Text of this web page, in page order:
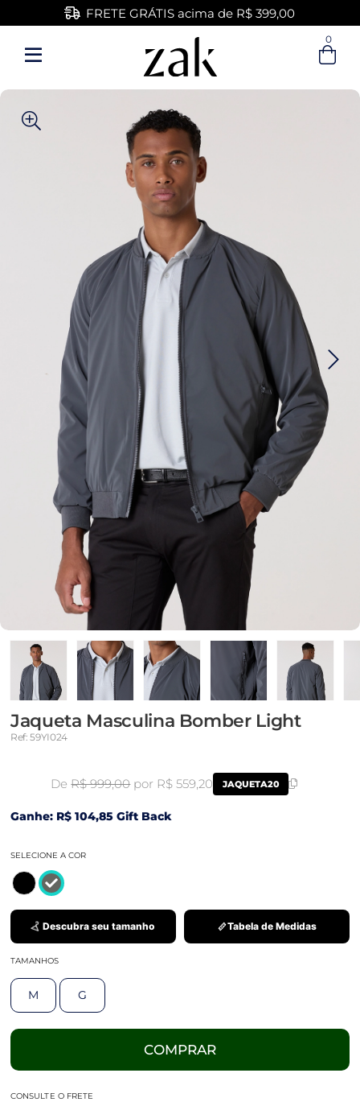
FRETE GRÁTIS acima de R$ 399,00
0
Jaqueta Masculina Bomber Light
Ref: 59YI024
DeR$ 999,00por R$ 559,20 JAQUETA20
Ganhe: R$ 104,85 Gift Back
SELECIONE A COR
Descubra seu tamanho Tabela de Medidas
TAMANHOS
M G
COMPRAR
CONSULTE O FRETE